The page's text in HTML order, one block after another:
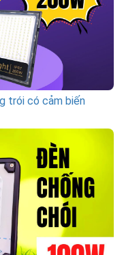
trói có cảm biến